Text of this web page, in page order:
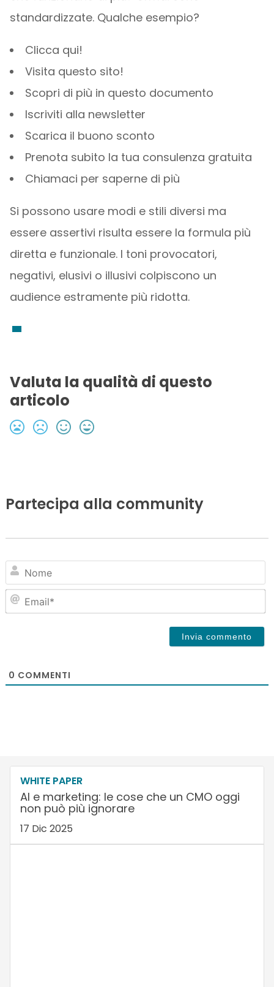
standardizzate. Qualche esempio?
Clicca qui!
Visita questo sito!
Scopri di più in questo documento
Iscriviti alla newsletter
Scarica il buono sconto
Prenota subito la tua consulenza gratuita
Chiamaci per saperne di più
Si possono usare modi e stili diversi ma
essere assertivi risulta essere la formula più
diretta e funzionale. I toni provocatori,
negativi, elusivi o illusivi colpiscono un
audience estramente più ridotta.
Valuta la qualità di questo
articolo
Partecipa alla community
0 COMMENTI
WHITE PAPER
AI e marketing: le cose che un CMO oggi
non può più ignorare
17 Dic 2025